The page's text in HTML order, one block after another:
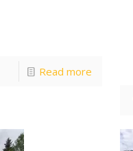
Read more